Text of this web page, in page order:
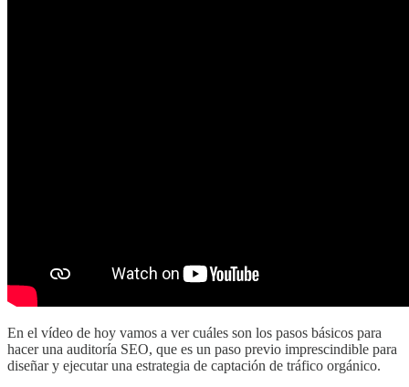
En el vídeo de hoy vamos a ver cuáles son los pasos básicos para
hacer una auditoría SEO, que es un paso previo imprescindible para
diseñar y ejecutar una estrategia de captación de tráfico orgánico.